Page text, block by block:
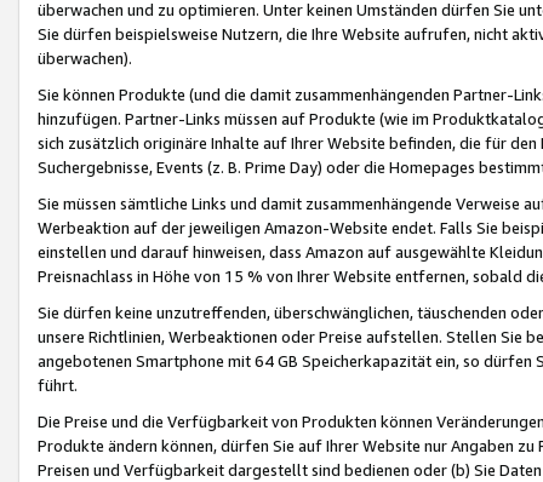
überwachen und zu optimieren. Unter keinen Umständen dürfen Sie
Sie dürfen beispielsweise Nutzern, die Ihre Website aufrufen, nicht
überwachen).
Sie können Produkte (und die damit zusammenhängenden Partner-
hinzufügen. Partner-Links müssen auf Produkte (wie im
sich zusätzlich originäre Inhalte auf Ihrer Website befinden, die für
Suchergebnisse, Events (z. B. Prime Day) oder die Homepages
Sie müssen sämtliche Links und damit zusammenhängende
Werbeaktion auf der jeweiligen Amazon-Website endet. Falls Sie
einstellen und darauf hinweisen, dass Amazon auf ausgewählte
Preisnachlass in Höhe von 15 % von Ihrer Website entfernen, sobald
Sie dürfen keine unzutreffenden, überschwänglichen, täuschenden
unsere Richtlinien, Werbeaktionen oder Preise aufstellen. Stellen Sie
angebotenen Smartphone mit 64 GB Speicherkapazität ein, so dürfen
führt.
Die Preise und die Verfügbarkeit von Produkten können
Produkte ändern können, dürfen Sie auf Ihrer Website nur Angaben
Preisen und Verfügbarkeit dargestellt sind bedienen oder (b) Sie